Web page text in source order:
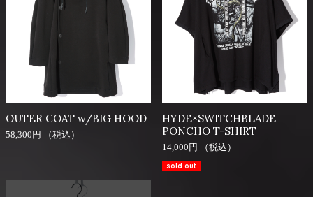
OUTER COAT w/BIG HOOD
58,300円 （税込）
HYDE×SWITCHBLADE
PONCHO T-SHIRT
14,000円 （税込）
sold out